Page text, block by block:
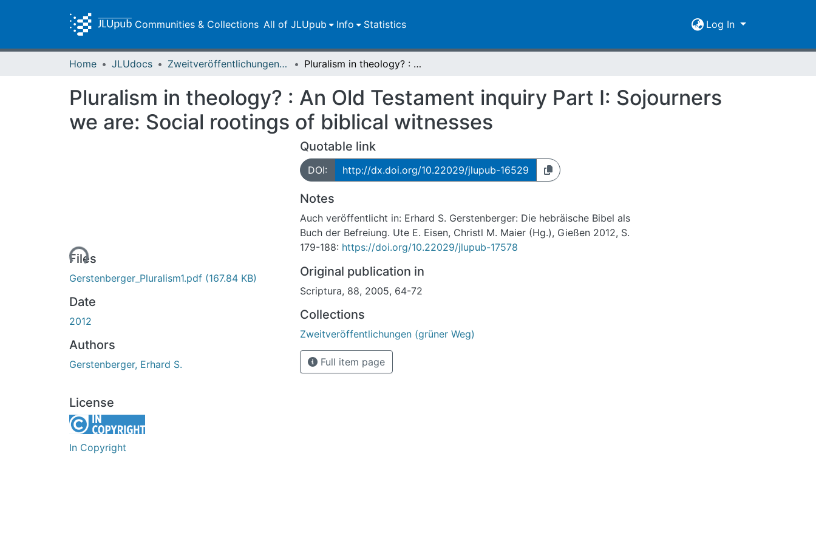
Communities & Collections All of JLUpub Info Statistics Log In
Home JLUdocs Zweitveröffentlichungen (grüner Weg) Pluralism in theology? : An Old Testament inquiry Part I: Sojourners we are: Social rootings of biblical witnesses
Pluralism in theology? : An Old Testament inquiry Part I: Sojourners
we are: Social rootings of biblical witnesses
Loading...
Files
Gerstenberger_Pluralism1.pdf (167.84 KB)
Date
2012
Authors
Gerstenberger, Erhard S.
License
In Copyright
Quotable link
DOI: http://dx.doi.org/10.22029/jlupub-16529
Notes
Auch veröffentlicht in: Erhard S. Gerstenberger: Die hebräische Bibel als
Buch der Befreiung. Ute E. Eisen, Christl M. Maier (Hg.), Gießen 2012, S.
179-188: https://doi.org/10.22029/jlupub-17578
Original publication in
Scriptura, 88, 2005, 64-72
Collections
Zweitveröffentlichungen (grüner Weg)
Full item page